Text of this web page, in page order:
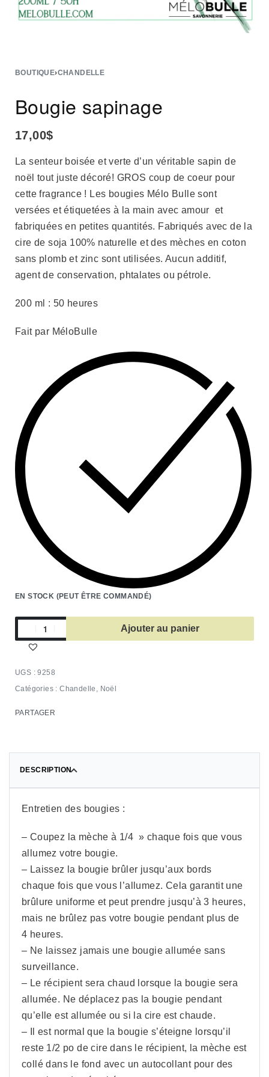
BOUTIQUE›CHANDELLE
Bougie sapinage
17,00$
La senteur boisée et verte d’un véritable sapin de
noël tout juste décoré! GROS coup de coeur pour
cette fragrance ! Les bougies Mélo Bulle sont
versées et étiquetées à la main avec amour et
fabriquées en petites quantités. Fabriqués avec de la
cire de soja 100% naturelle et des mèches en coton
sans plomb et zinc sont utilisées. Aucun additif,
agent de conservation, phtalates ou pétrole.
200 ml : 50 heures
Fait par MéloBulle
EN STOCK (PEUT ÊTRE COMMANDÉ)
Ajouter au panier
9258
Catégories :Chandelle , Noël
PARTAGER
DESCRIPTION
Entretien des bougies :
– Coupez la mèche à 1/4 » chaque fois que vous
allumez votre bougie.
– Laissez la bougie brûler jusqu’aux bords
chaque fois que vous l’allumez. Cela garantit une
brûlure uniforme et peut prendre jusqu’à 3 heures,
mais ne brûlez pas votre bougie pendant plus de
4 heures.
– Ne laissez jamais une bougie allumée sans
surveillance.
– Le récipient sera chaud lorsque la bougie sera
allumée. Ne déplacez pas la bougie pendant
qu’elle est allumée ou si la cire est chaude.
– Il est normal que la bougie s’éteigne lorsqu’il
reste 1/2 po de cire dans le récipient, la mèche est
collé dans le fond avec un autocollant pour des